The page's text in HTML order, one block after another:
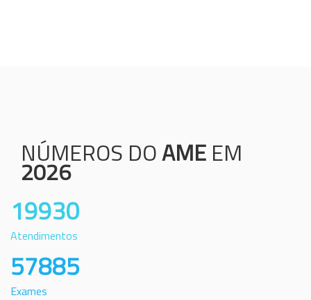
NÚMEROS DOAME EM
2026
19930
Atendimentos
57885
Exames